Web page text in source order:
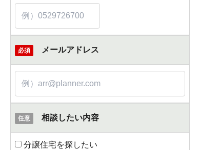
必須 メールアドレス
任意 相談したい内容
分譲住宅を探したい